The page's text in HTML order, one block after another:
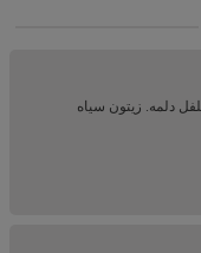
دلمه. زیتون سیاه